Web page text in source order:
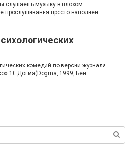
слушаешь музыку в плохом
прослушивания просто наполнен
комедий по версии журнала
10.Догма(Dogma, 1999, Бен